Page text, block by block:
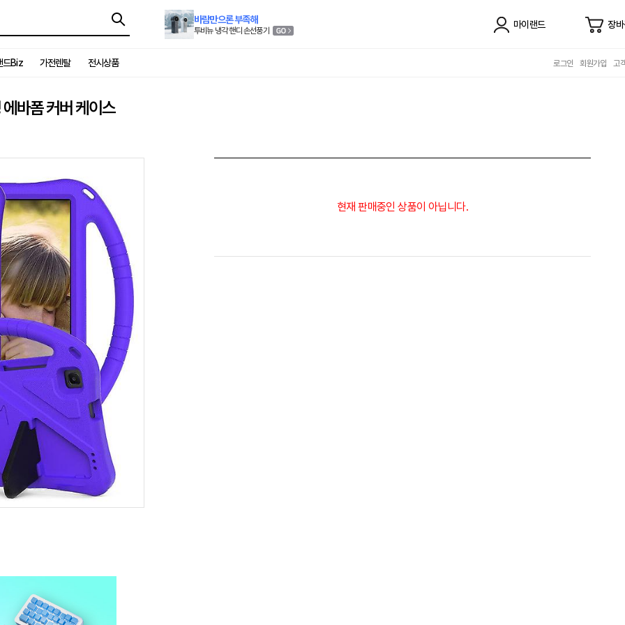
바람만으론 부족해
투비뉴 냉각 핸디 손선풍기
마이랜드 장
드Biz 가전렌탈 전시상품 로그인 회원가입 고
바폼 커버 케이스
현재 판매중인 상품이 아닙니다.